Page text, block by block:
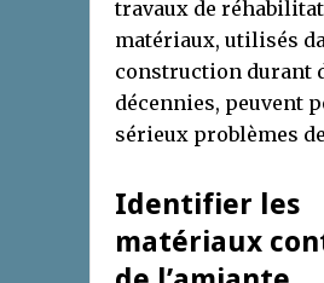
travaux de
matériaux, utilisés
construction durant
décennies, peuvent
sérieux problèmes
Identifier les
matériaux